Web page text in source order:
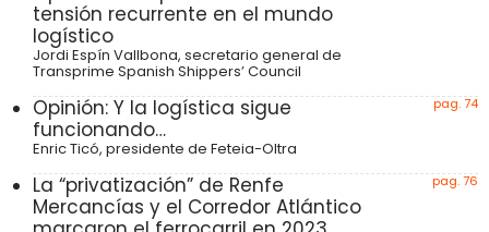
tensión recurrente en el mundo
logístico
Jordi Espín Vallbona, secretario general de
Transprime Spanish Shippers’ Council
Opinión: Y la logística sigue
funcionando…
Enric Ticó, presidente de Feteia-Oltra
pag. 74
La “privatización” de Renfe
Mercancías y el Corredor Atlántico
pag. 76